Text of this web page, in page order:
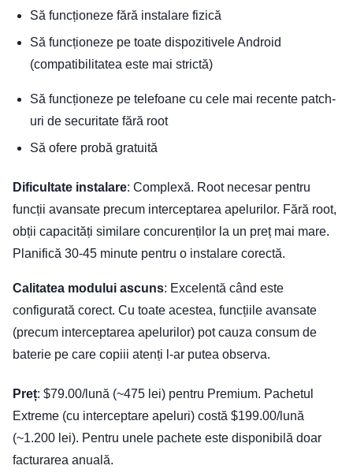
Să funcționeze fără instalare fizică
Să funcționeze pe toate dispozitivele Android
(compatibilitatea este mai strictă)
Să funcționeze pe telefoane cu cele mai recente patch-
uri de securitate fără root
Să ofere probă gratuită
Dificultate instalare: Complexă. Root necesar pentru
funcții avansate precum interceptarea apelurilor. Fără root,
obții capacități similare concurenților la un preț mai mare.
Planifică 30-45 minute pentru o instalare corectă.
Calitatea modului ascuns: Excelentă când este
configurată corect. Cu toate acestea, funcțiile avansate
(precum interceptarea apelurilor) pot cauza consum de
baterie pe care copiii atenți l-ar putea observa.
Preț: $79.00/lună (~475 lei) pentru Premium. Pachetul
Extreme (cu interceptare apeluri) costă $199.00/lună
(~1.200 lei). Pentru unele pachete este disponibilă doar
facturarea anuală.